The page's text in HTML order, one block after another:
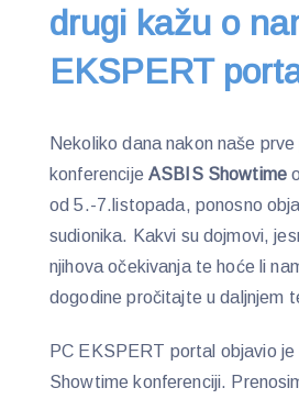
drugi kažu o
EKSPERT
Nekoliko dana nakon naše
konferencije ASBIS Showtime
od 5.-7.listopada, ponosno
sudionika. Kakvi su dojmovi,
njihova očekivanja te hoće li
dogodine pročitajte u daljnjem
PC EKSPERT portal objavio je
Showtime konferenciji.